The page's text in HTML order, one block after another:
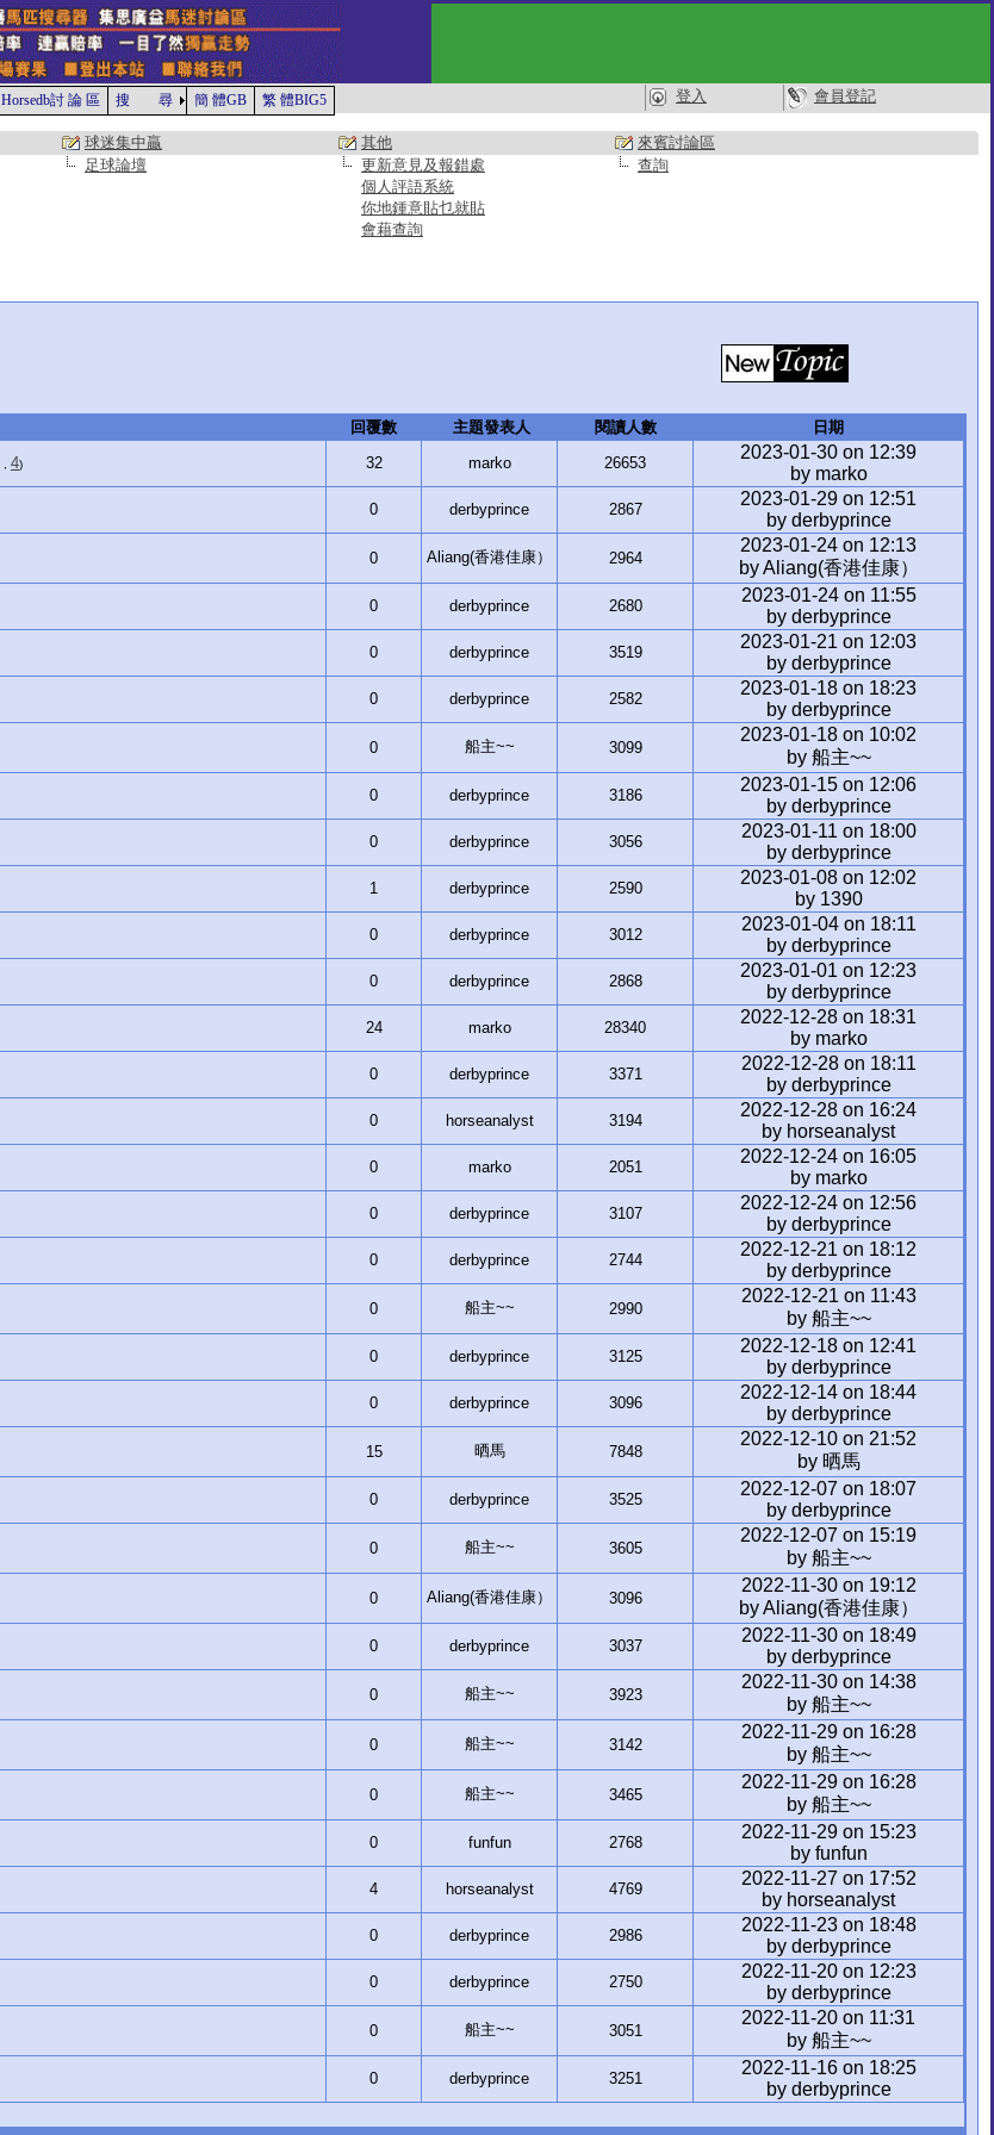
Horsedb討 論 區 搜 尋 簡 體GB 繁 體BIG5 登入
會員登記
球迷集中贏 其他
來賓討論區
足球論壇 更新意見及報錯處
查詢
個人評語系統
你地鍾意貼乜就貼
會藉查詢
回覆數 主題發表人 閱讀人數
日期
4) 32 marko 26653
2023-01-30 on 12:39
by marko
0 derbyprince 2867
2023-01-29 on 12:51
by derbyprince
0 Aliang(香港佳康） 2964
2023-01-24 on 12:13
by Aliang(香港佳康）
0 derbyprince 2680
2023-01-24 on 11:55
by derbyprince
0 derbyprince 3519
2023-01-21 on 12:03
by derbyprince
0 derbyprince 2582
2023-01-18 on 18:23
by derbyprince
0 船主~~ 3099
2023-01-18 on 10:02
by 船主~~
0 derbyprince 3186
2023-01-15 on 12:06
by derbyprince
0 derbyprince 3056
2023-01-11 on 18:00
by derbyprince
1 derbyprince 2590
2023-01-08 on 12:02
by 1390
0 derbyprince 3012
2023-01-04 on 18:11
by derbyprince
0 derbyprince 2868
2023-01-01 on 12:23
by derbyprince
24 marko 28340
2022-12-28 on 18:31
by marko
0 derbyprince 3371
2022-12-28 on 18:11
by derbyprince
0 horseanalyst 3194
2022-12-28 on 16:24
by horseanalyst
0 marko 2051
2022-12-24 on 16:05
by marko
0 derbyprince 3107
2022-12-24 on 12:56
by derbyprince
0 derbyprince 2744
2022-12-21 on 18:12
by derbyprince
0 船主~~ 2990
2022-12-21 on 11:43
by 船主~~
0 derbyprince 3125
2022-12-18 on 12:41
by derbyprince
0 derbyprince 3096
2022-12-14 on 18:44
by derbyprince
15 晒馬 7848
2022-12-10 on 21:52
by 晒馬
0 derbyprince 3525
2022-12-07 on 18:07
by derbyprince
0 船主~~ 3605
2022-12-07 on 15:19
by 船主~~
0 Aliang(香港佳康） 3096
2022-11-30 on 19:12
by Aliang(香港佳康）
0 derbyprince 3037
2022-11-30 on 18:49
by derbyprince
0 船主~~ 3923
2022-11-30 on 14:38
by 船主~~
0 船主~~ 3142
2022-11-29 on 16:28
by 船主~~
0 船主~~ 3465
2022-11-29 on 16:28
by 船主~~
0 funfun 2768
2022-11-29 on 15:23
by funfun
4 horseanalyst 4769
2022-11-27 on 17:52
by horseanalyst
0 derbyprince 2986
2022-11-23 on 18:48
by derbyprince
0 derbyprince 2750
2022-11-20 on 12:23
by derbyprince
0 船主~~ 3051
2022-11-20 on 11:31
by 船主~~
0 derbyprince 3251
2022-11-16 on 18:25
by derbyprince